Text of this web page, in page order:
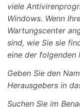
viele
Windows. Wenn
Wartungscenter
sind, wie Sie sie
eine der folgenden
Geben Sie den
Herausgebers in
Suchen Sie im